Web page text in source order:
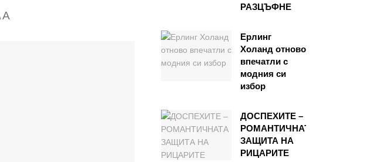
A
РАЗЦЪФНЕ
Ерлинг
Холанд отново
впечатли с
модния си
избор
ДОСПЕХИТЕ –
РОМАНТИЧНАТА
ЗАЩИТА НА
РИЦАРИТЕ